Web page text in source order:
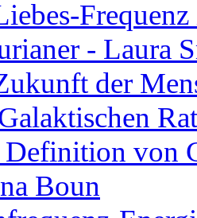
- Laura
der
Definition von
Boun